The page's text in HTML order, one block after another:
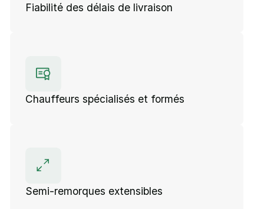
Fiabilité des délais de livraison
Chauffeurs spécialisés et formés
Semi-remorques extensibles